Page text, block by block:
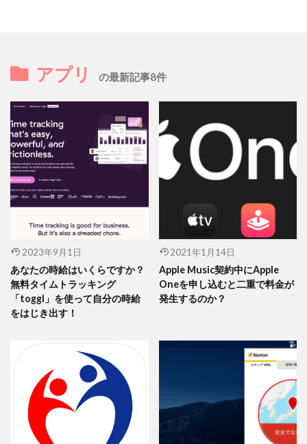
アプリ の最新記事8件
2023年9月1日
あなたの時給はいくらですか？
無料タイムトラッキング
「toggl」を使って自分の時給
をはじき出す！
2021年1月14日
Apple Music契約中にApple
Oneを申し込むと二重で料金が
発生するのか？